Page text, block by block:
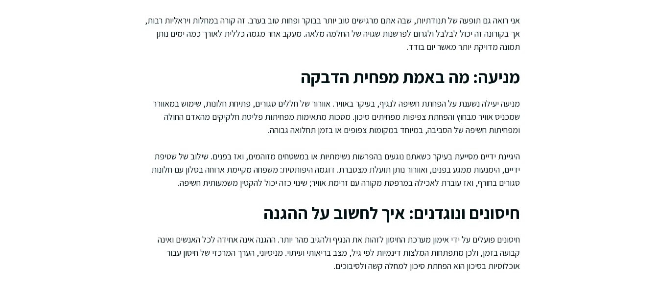
אני רואה גם תופעה של תנודתיות, שבה אתם מרגישים טוב יותר בבוקר ופחות טוב בערב. זה קורה במחלות ויראליות רבות,
אך בקורונה זה יכול לבלבל ולגרום לפרשנות שגויה של החלמה מלאה. מעקב אחר מגמה כללית לאורך כמה ימים נותן
תמונה מדויקת יותר מאשר יום בודד.
מניעה: מה באמת מפחית הדבקה
מניעה יעילה נשענת על הפחתת חשיפה לנגיף, בעיקר באוויר. אוורור של חללים סגורים, פתיחת חלונות, שימוש במאוורר
שמכניס אוויר מבחוץ והפחתת צפיפות מפחיתים סיכון. מסכות מתאימות מפחיתות פליטת חלקיקים מהאדם החולה
ומפחיתות חשיפה של הסביבה, במיוחד במקומות צפופים או בזמן תחלואה גבוהה.
היגיינת ידיים מסייעת בעיקר כשאתם נוגעים בהפרשות נשימתיות או במשטחים מזוהמים, ואז בפנים. שילוב של שטיפת
ידיים, הימנעות ממגע בפנים, ואוורור נותן תועלת מצטברת. דוגמה היפותטית: משפחה מקיימת ארוחה בסלון עם חלונות
סגורים בחורף, ואז עוברת לאכילה במרפסת מקורה עם זרימת אוויר; שינוי כזה יכול להקטין משמעותית חשיפה.
חיסונים ונוגדנים: איך לחשוב על ההגנה
חיסונים פועלים על ידי אימון מערכת החיסון לזהות את הנגיף ולהגיב מהר יותר. ההגנה אינה אחידה לכל האנשים ואינה
קבועה בזמן, ולכן מתפתחות המלצות דינמיות לפי גיל, מצב בריאותי ועיתוי. מניסיוני, הערך המרכזי של חיסון עבור
אוכלוסיות בסיכון הוא הפחתת סיכון למחלה קשה ולסיבוכים.